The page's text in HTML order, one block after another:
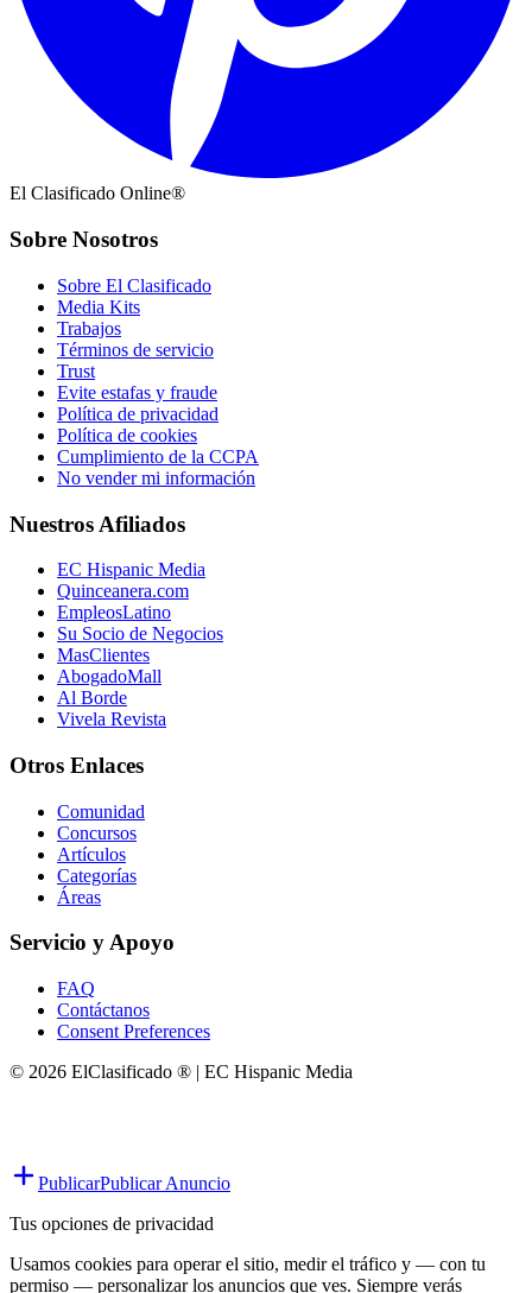
El Clasificado Online®
Sobre Nosotros
Sobre El Clasificado
Media Kits
Trabajos
Términos de servicio
Trust
Evite estafas y fraude
Política de privacidad
Política de cookies
Cumplimiento de la CCPA
No vender mi información
Nuestros Afiliados
EC Hispanic Media
Quinceanera.com
EmpleosLatino
Su Socio de Negocios
MasClientes
AbogadoMall
Al Borde
Vivela Revista
Otros Enlaces
Comunidad
Concursos
Artículos
Categorías
Áreas
Servicio y Apoyo
FAQ
Contáctanos
Consent Preferences
© 2026 ElClasificado ® | EC Hispanic Media
PublicarPublicar Anuncio
Tus opciones de privacidad
Usamos cookies para operar el sitio, medir el tráfico y — con tu
permiso — personalizar los anuncios que ves. Siempre verás